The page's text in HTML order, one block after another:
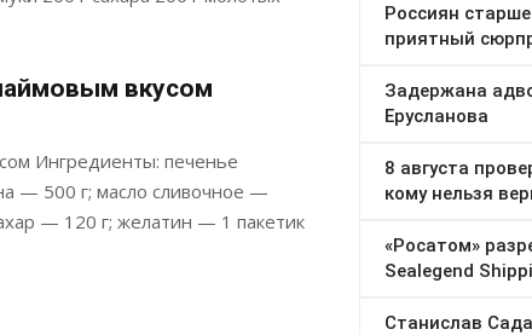
вкусом
Ингредиенты: печенье
— 500 г; масло сливочное —
— 120 г; желатин — 1 пакетик